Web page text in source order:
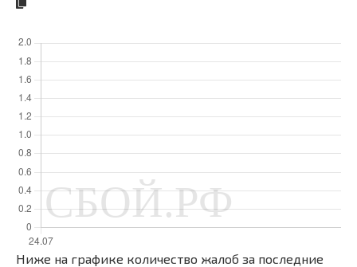
Ниже на графике количество жалоб за последние